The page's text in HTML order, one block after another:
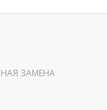
ЗАМЕНА